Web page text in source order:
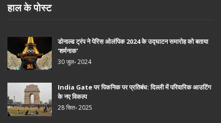
हाल के पोस्ट
डोनाल्ड ट्रंप ने पेरिस ओलंपिक 2024 के उद्घाटन समारोह को बताया
'शर्मनाक'
30 जुल॰ 2024
India Gate पर पिकनिक पर प्रतिबंध: दिल्ली में परिवारिक आउटिंग
के नए विकल्प
28 सित॰ 2025